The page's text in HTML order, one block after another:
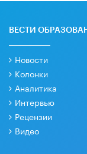
ВЕСТИ
Новости
Колонки
Аналитика
Интервью
Рецензии
Видео